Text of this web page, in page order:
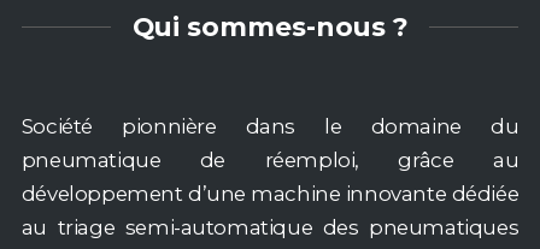
Qui sommes-nous ?
Société pionnière dans le domaine du
pneumatique de réemploi, grâce au
développement d’une machine innovante dédiée
au triage semi-automatique des pneumatiques